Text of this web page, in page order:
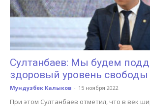
Кыргызстана
Султанбаев: Мы будем
здоровый уровень свободы
Мундузбек Калыков - 15 ноября 2022
При этом Султанбаев отметил, что в век